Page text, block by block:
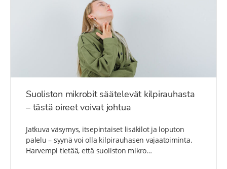
Suoliston mikrobit säätelevät kilpirauhasta
– tästä oireet voivat johtua
Jatkuva väsymys, itsepintaiset lisäkilot ja loputon
palelu – syynä voi olla kilpirauhasen vajaatoiminta.
Harvempi tietää, että suoliston mikro…